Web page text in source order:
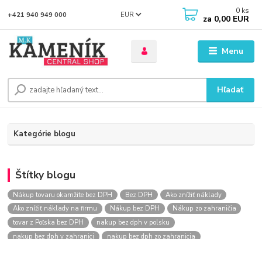
Menu
EUR
Hľadať
+421 940 949 000 0 ks
za 0,00 EUR
Kategórie blogu
Štítky blogu
Nákup tovaru okamžite bez DPH Bez DPH
Ako znížiť náklady
Ako znížiť náklady na firmu
Nákup bez DPH
Nákup zo zahraničia
tovar z Poľska bez DPH
nakup bez dph v polsku
nakup bez dph v zahranici
nakup bez dph zo zahranicia